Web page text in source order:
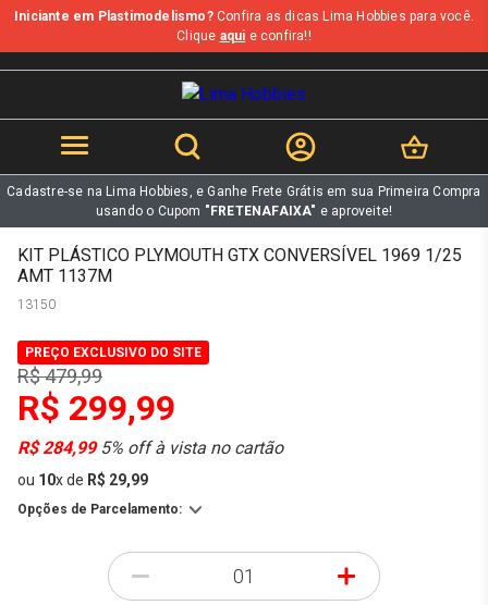
b
Iniciante em Plastimodelismo?Confira as dicas Lima Hobbies para você.
Clique aqui e confira!!
Cadastre-se na Lima Hobbies, e Ganhe Frete Grátis em sua Primeira Compra
usando o Cupom "FRETENAFAIXA" e aproveite!
KIT PLÁSTICO PLYMOUTH GTX CONVERSÍVEL 1969 1/25
AMT 1137M
13150
PREÇO EXCLUSIVO DO SITE
R$ 479,99
R$ 299,99
R$ 284,995% off à vista no cartão
ou 10xde R$ 29,99
Opções de Parcelamento:
- +